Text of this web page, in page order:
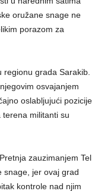
oružane snage ne
porazom za
grada Sarakib.
osvajanjem
oslabljujući pozicije
militanti su
zauzimanjem Tel
snage, jer ovaj grad
kontrole nad njim